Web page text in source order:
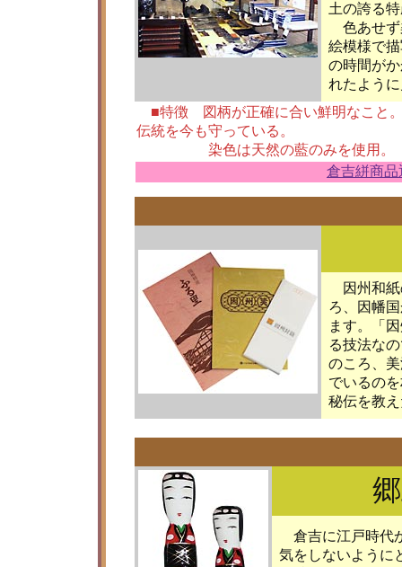
土の誇る
色あせず
絵模様で
の時間が
れたよう
■特徴 図柄が正確に合い鮮明なこと。
伝統を今も守っている。
染色は天然の藍のみを使用。
倉吉絣商
因州和紙
ろ、因幡
ます。「
る技法な
のころ、
でいるの
秘伝を教
倉吉に江戸時代
気をしないように